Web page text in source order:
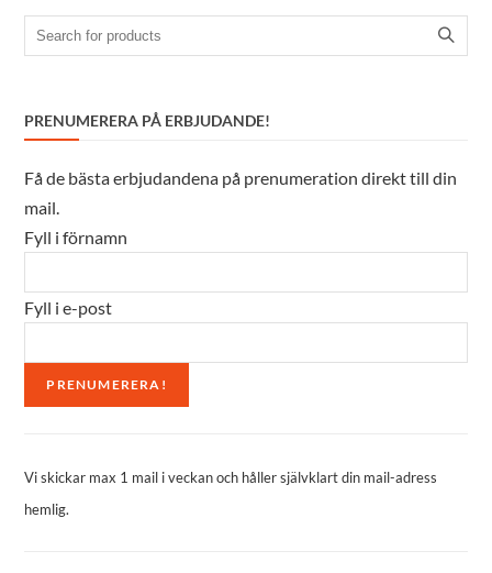
Search
for:
PRENUMERERA PÅ ERBJUDANDE!
Få de bästa erbjudandena på prenumeration direkt till din
mail.
Fyll i förnamn
Fyll i e-post
Vi skickar max 1 mail i veckan och håller självklart din mail-adress
hemlig.